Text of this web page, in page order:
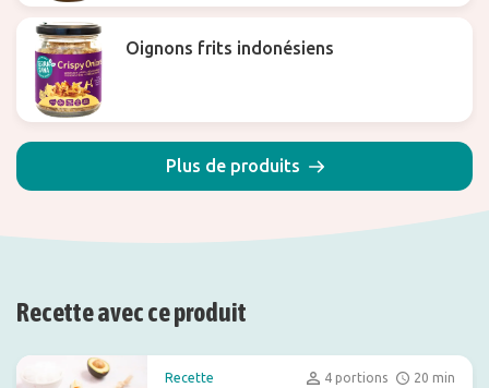
Oignons frits indonésiens
Plus de produits
Recette avec ce produit
Recette 4 portions 20 min